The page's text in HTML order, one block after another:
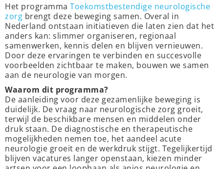
Het programma Toekomstbestendige neurologische
zorg brengt deze beweging samen. Overal in
Nederland ontstaan initiatieven die laten zien dat het
anders kan: slimmer organiseren, regionaal
samenwerken, kennis delen en blijven vernieuwen.
Door deze ervaringen te verbinden en succesvolle
voorbeelden zichtbaar te maken, bouwen we samen
aan de neurologie van morgen.
Waarom dit programma?
De aanleiding voor deze gezamenlijke beweging is
duidelijk. De vraag naar neurologische zorg groeit,
terwijl de beschikbare mensen en middelen onder
druk staan. De diagnostische en therapeutische
mogelijkheden nemen toe, het aandeel acute
neurologie groeit en de werkdruk stijgt. Tegelijkertijd
blijven vacatures langer openstaan, kiezen minder